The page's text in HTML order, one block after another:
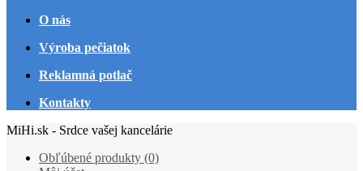
O nás
Výroba pečiatok
Reklamná potlač
Kontakty
MiHi.sk - Srdce vašej kancelárie
Obľúbené produkty (0)